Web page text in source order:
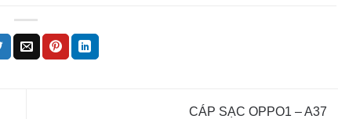
CÁP SẠC OPPO1 – A37